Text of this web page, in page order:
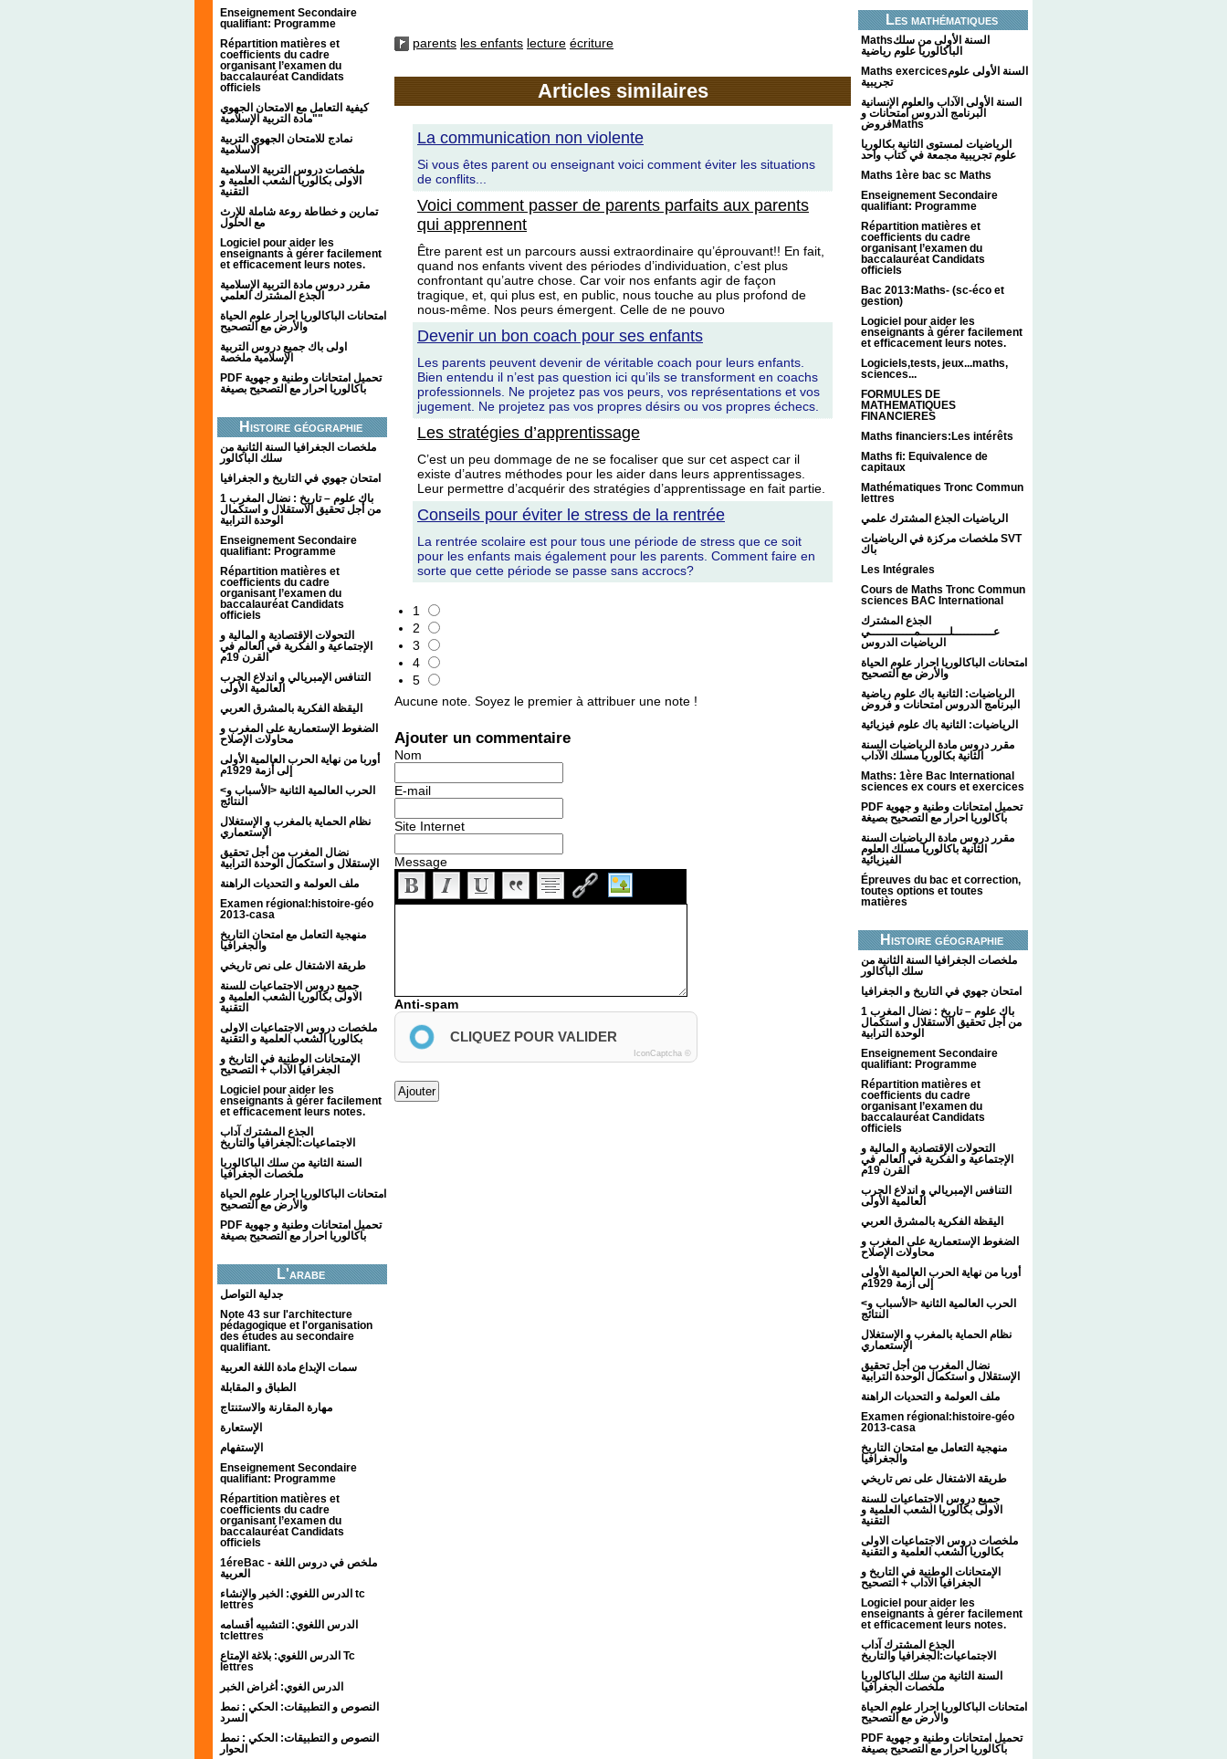
Enseignement Secondaire
qualifiant: Programme
Répartition matières et
coefficients du cadre
organisant l’examen du
baccalauréat Candidats
officiels
كيفية التعامل مع الامتحان الجهوي
"مادة التربية الإسلامية"
نمادج للامتحان الجهوي التربية
الاسلامية
ملخصات دروس التربية الاسلامية
الاولى بكالوريا الشعب العلمية و
التقنية
تمارين و خطاطة روعة شاملة للإرث
مع الحلول
Logiciel pour aider les
enseignants à gérer facilement
et efficacement leurs notes.
مقرر دروس مادة التربية الإسلامية
الجذع المشترك العلمي
امتحانات الباكالوريا احرار علوم الحياة
والأرض مع التصحيح
اولى باك جميع دروس التربية
الإسلامية ملخصة
PDF تحميل امتحانات وطنية و جهوية
باكالوريا احرار مع التصحيح بصيغة
Histoire géographie
ملخصات الجغرافيا السنة الثانية من
سلك الباكالور
امتحان جهوي في التاريخ و الجغرافيا
1 باك علوم – تاريخ : نضال المغرب
من أجل تحقيق الاستقلال و استكمال
الوحدة الترابية
Enseignement Secondaire
qualifiant: Programme
Répartition matières et
coefficients du cadre
organisant l’examen du
baccalauréat Candidats
officiels
التحولات الإقتصادية و المالية و
الإجتماعية و الفكرية في العالم في
القرن 19م
التنافس الإمبريالي و اندلاع الحرب
العالمية الأولى
اليقظة الفكرية بالمشرق العربي
الضغوط الإستعمارية على المغرب و
محاولات الإصلاح
أوربا من نهاية الحرب العالمية الأولى
إلى أزمة 1929م
<الحرب العالمية الثانية <الأسباب و
النتائج
نظام الحماية بالمغرب و الإستغلال
الإستعماري
نضال المغرب من أجل تحقيق
الإستقلال و استكمال الوحدة الترابية
ملف العولمة و التحديات الراهنة
Examen régional:histoire-géo
2013-casa
منهجية التعامل مع امتحان التاريخ
والجغرافيا
طريقة الاشتغال على نص تاريخي
جميع دروس الاجتماعيات للسنة
الاولى بكالوريا الشعب العلمية و
التقنية
ملخصات دروس الاجتماعيات الاولى
بكالوريا الشعب العلمية و التقنية
الإمتحانات الوطنية في التاريخ و
الجغرافيا الآداب + التصحيح
Logiciel pour aider les
enseignants à gérer facilement
et efficacement leurs notes.
الجذع المشترك آداب
الاجتماعيات:الجغرافيا والتاريخ
السنة الثانية من سلك الباكالوريا
ملخصات الجغرافيا
امتحانات الباكالوريا احرار علوم الحياة
والأرض مع التصحيح
PDF تحميل امتحانات وطنية و جهوية
باكالوريا احرار مع التصحيح بصيغة
L'arabe
جدلية التواصل
Note 43 sur l'architecture
pédagogique et l'organisation
des études au secondaire
qualifiant.
سمات الإبداع مادة اللغة العربية
الطباق و المقابلة
مهارة المقارنة والاستنتاج
الإستعارة
الإستفهام
Enseignement Secondaire
qualifiant: Programme
Répartition matières et
coefficients du cadre
organisant l’examen du
baccalauréat Candidats
officiels
1éreBac - ملخص في دروس اللغة
العربية
الدرس اللغوي: الخبر والإنشاء tc
lettres
الدرس اللغوي: التشبيه أقسامه
tclettres
الدرس اللغوي: بلاغة الإمتاع Tc
lettres
الدرس الغوي: أغراض الخبر
النصوص و التطبيقات: الحكي : نمط
السرد
النصوص و التطبيقات: الحكي : نمط
الحوار
Les mathématiques
Mathsالسنة الأولى من سلك
الباكالوريا علوم رياضية
Maths exercicesالسنة الأولى علوم
تجريبية
السنة الأولى الآداب والعلوم الإنسانية
البرنامج الدروس امتحانات و
فروضMaths
الرياضيات لمستوى الثانية بكالوريا
علوم تجريبية مجمعة في كتاب واحد
Maths 1ère bac sc Maths
Enseignement Secondaire
qualifiant: Programme
Répartition matières et
coefficients du cadre
organisant l’examen du
baccalauréat Candidats
officiels
Bac 2013:Maths- (sc-éco et
gestion)
Logiciel pour aider les
enseignants à gérer facilement
et efficacement leurs notes.
Logiciels,tests, jeux...maths,
sciences...
FORMULES DE
MATHEMATIQUES
FINANCIERES
Maths financiers:Les intérêts
Maths fi: Equivalence de
capitaux
Mathématiques Tronc Commun
lettres
الرياضيات الجذع المشترك علمي
ملخصات مركزة في الرياضيات SVT
باك
Les Intégrales
Cours de Maths Tronc Commun
sciences BAC International
الجذع المشترك
عـــــــــــلــــــــمــــــــــــي
الرياضيات الدروس
امتحانات الباكالوريا احرار علوم الحياة
والأرض مع التصحيح
الرياضيات: الثانية باك علوم رياضية
البرنامج الدروس امتحانات و فروض
الرياضيات: الثانية باك علوم فيزيائية
مقرر دروس مادة الرياضيات السنة
الثانية بكالوريا مسلك الآداب
Maths: 1ère Bac International
sciences ex cours et exercices
PDF تحميل امتحانات وطنية و جهوية
باكالوريا احرار مع التصحيح بصيغة
مقرر دروس مادة الرياضيات السنة
الثانية باكالوريا مسلك العلوم
الفيزيائية
Épreuves du bac et correction,
toutes options et toutes
matières
Histoire géographie
ملخصات الجغرافيا السنة الثانية من
سلك الباكالور
امتحان جهوي في التاريخ و الجغرافيا
1 باك علوم – تاريخ : نضال المغرب
من أجل تحقيق الاستقلال و استكمال
الوحدة الترابية
Enseignement Secondaire
qualifiant: Programme
Répartition matières et
coefficients du cadre
organisant l’examen du
baccalauréat Candidats
officiels
التحولات الإقتصادية و المالية و
الإجتماعية و الفكرية في العالم في
القرن 19م
التنافس الإمبريالي و اندلاع الحرب
العالمية الأولى
اليقظة الفكرية بالمشرق العربي
الضغوط الإستعمارية على المغرب و
محاولات الإصلاح
أوربا من نهاية الحرب العالمية الأولى
إلى أزمة 1929م
<الحرب العالمية الثانية <الأسباب و
النتائج
نظام الحماية بالمغرب و الإستغلال
الإستعماري
نضال المغرب من أجل تحقيق
الإستقلال و استكمال الوحدة الترابية
ملف العولمة و التحديات الراهنة
Examen régional:histoire-géo
2013-casa
منهجية التعامل مع امتحان التاريخ
والجغرافيا
طريقة الاشتغال على نص تاريخي
جميع دروس الاجتماعيات للسنة
الاولى بكالوريا الشعب العلمية و
التقنية
ملخصات دروس الاجتماعيات الاولى
بكالوريا الشعب العلمية و التقنية
الإمتحانات الوطنية في التاريخ و
الجغرافيا الآداب + التصحيح
Logiciel pour aider les
enseignants à gérer facilement
et efficacement leurs notes.
الجذع المشترك آداب
الاجتماعيات:الجغرافيا والتاريخ
السنة الثانية من سلك الباكالوريا
ملخصات الجغرافيا
امتحانات الباكالوريا احرار علوم الحياة
والأرض مع التصحيح
PDF تحميل امتحانات وطنية و جهوية
باكالوريا احرار مع التصحيح بصيغة
parents les enfants lecture écriture
Articles similaires
La communication non violente
Si vous êtes parent ou enseignant voici comment éviter les situations
de conflits...
Voici comment passer de parents parfaits aux parents
qui apprennent
Être parent est un parcours aussi extraordinaire qu’éprouvant!! En fait,
quand nos enfants vivent des périodes d’individuation, c’est plus
confrontant qu’autre chose. Car voir nos enfants agir de façon
tragique, et, qui plus est, en public, nous touche au plus profond de
nous-même. Nos peurs émergent. Celle de ne pouvo
Devenir un bon coach pour ses enfants
Les parents peuvent devenir de véritable coach pour leurs enfants.
Bien entendu il n’est pas question ici qu’ils se transforment en coachs
professionnels. Ne projetez pas vos peurs, vos représentations et vos
jugement. Ne projetez pas vos propres désirs ou vos propres échecs.
Les stratégies d’apprentissage
C’est un peu dommage de ne se focaliser que sur cet aspect car il
existe d’autres méthodes pour les aider dans leurs apprentissages.
Leur permettre d’acquérir des stratégies d’apprentissage en fait partie.
Conseils pour éviter le stress de la rentrée
La rentrée scolaire est pour tous une période de stress que ce soit
pour les enfants mais également pour les parents. Comment faire en
sorte que cette période se passe sans accrocs?
1
2
3
4
5
Aucune note. Soyez le premier à attribuer une note !
Ajouter un commentaire
Nom
E-mail
Site Internet
Message
Anti-spam
CLIQUEZ POUR VALIDER
IconCaptcha ©